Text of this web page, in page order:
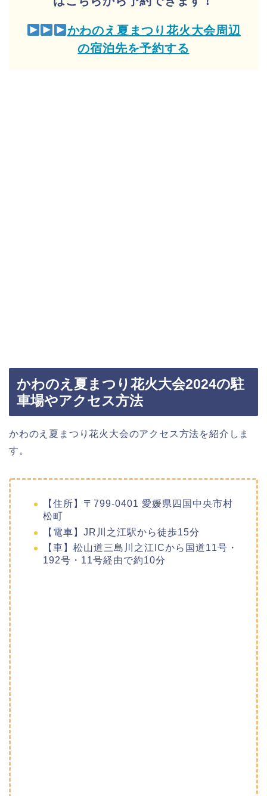
かわのえ夏まつり花火大会周辺
の宿泊先を予約する
かわのえ夏まつり花火大会2024の駐
車場やアクセス方法
かわのえ夏まつり花火大会のアクセス方法を紹介しま
す。
【住所】〒799-0401 愛媛県四国中央市村
松町
【電車】JR川之江駅から徒歩15分
【車】松山道三島川之江ICから国道11号・
192号・11号経由で約10分